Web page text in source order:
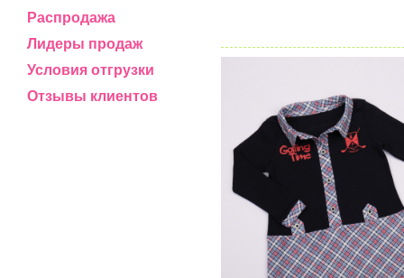
Распродажа
Лидеры продаж
Условия отгрузки
Отзывы клиентов